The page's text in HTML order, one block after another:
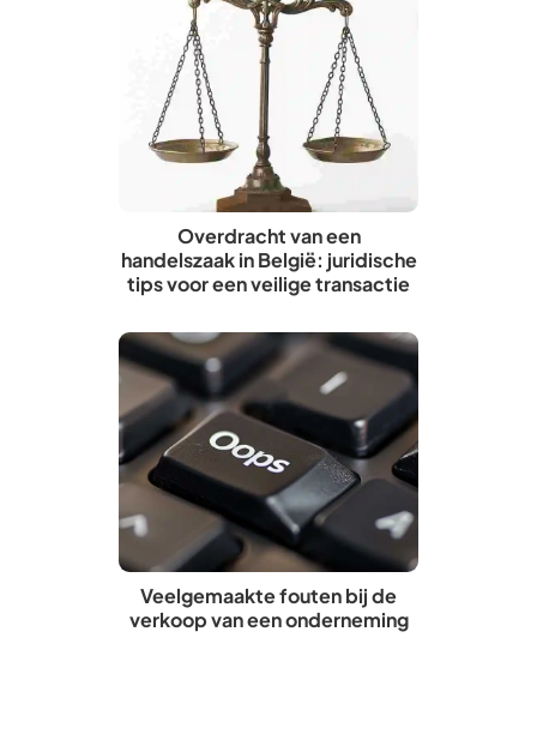
Overdracht van een
handelszaak in België: juridische
tips voor een veilige transactie
Veelgemaakte fouten bij de
verkoop van een onderneming